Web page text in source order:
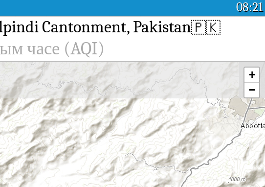
08:21
Cantonment, Pakistan🇵🇰
часе (AQI)
+
−